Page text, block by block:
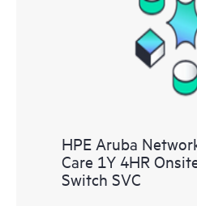
HPE Aruba
Care 1Y 4HR
Switch SVC